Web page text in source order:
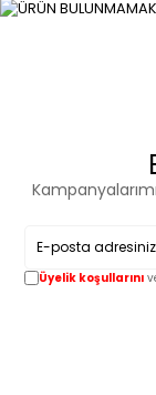
Üyelik koşullarını